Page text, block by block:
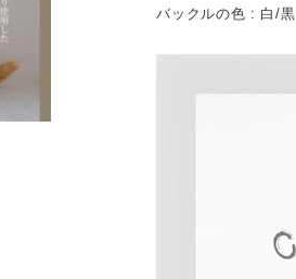
バックルの色 : 白/黒